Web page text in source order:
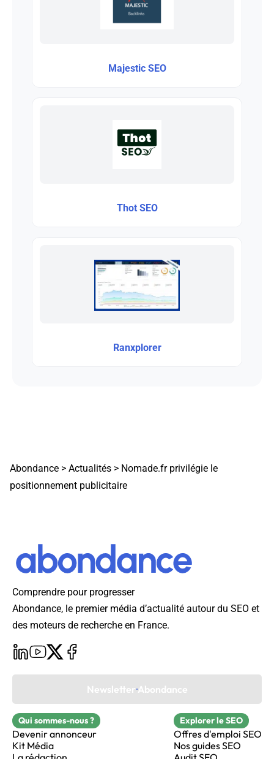
Majestic SEO
Thot SEO
Ranxplorer
Abondance > Actualités > Nomade.fr privilégie le
positionnement publicitaire
Comprendre pour progresser
Abondance, le premier média d’actualité autour du SEO et
des moteurs de recherche en France.
Newsletter Abondance
Qui sommes-nous ?
Devenir annonceur
Kit Média
Explorer le SEO
Offres d'emploi SEO
Nos guides SEO